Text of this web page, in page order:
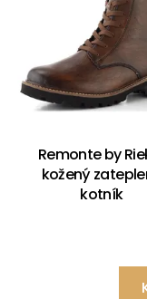
Remonte by
kožený
kotník